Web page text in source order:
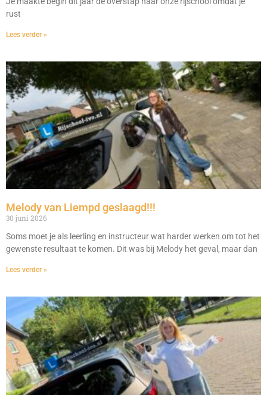
rust
Lees verder »
Melody van Liempd geslaagd!!!
30 juni 2026
Soms moet je als leerling en instructeur wat harder werken om tot het
gewenste resultaat te komen. Dit was bij Melody het geval, maar dan
Lees verder »